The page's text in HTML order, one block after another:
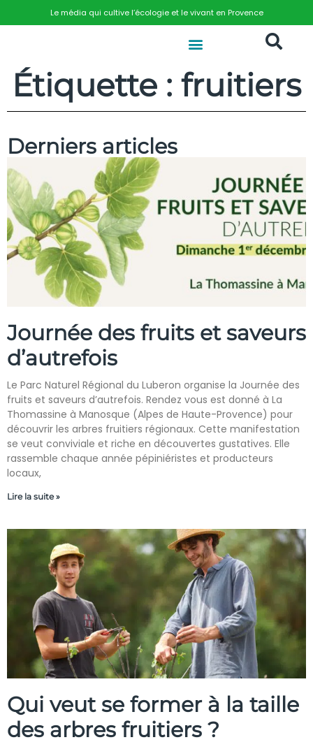
Le média qui cultive l’écologie et le vivant en Provence
Étiquette : fruitiers
Derniers articles
Journée des fruits et saveurs
d’autrefois
Le Parc Naturel Régional du Luberon organise la Journée des
fruits et saveurs d’autrefois. Rendez vous est donné à La
Thomassine à Manosque (Alpes de Haute-Provence) pour
découvrir les arbres fruitiers régionaux. Cette manifestation
se veut conviviale et riche en découvertes gustatives. Elle
rassemble chaque année pépiniéristes et producteurs
locaux,
Lire la suite »
Qui veut se former à la taille
des arbres fruitiers ?